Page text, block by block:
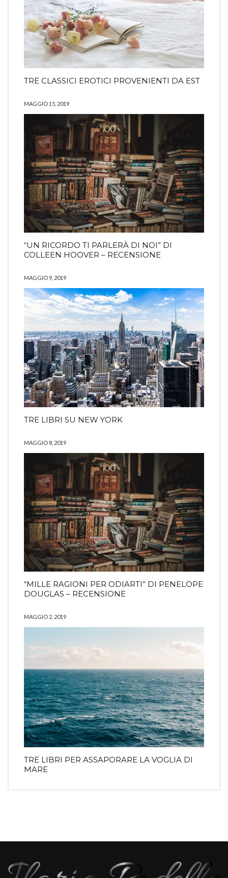
TRE CLASSICI EROTICI PROVENIENTI DA EST
MAGGIO 15, 2019
“UN RICORDO TI PARLERÀ DI NOI” DI
COLLEEN HOOVER – RECENSIONE
MAGGIO 9, 2019
TRE LIBRI SU NEW YORK
MAGGIO 8, 2019
“MILLE RAGIONI PER ODIARTI” DI PENELOPE
DOUGLAS – RECENSIONE
MAGGIO 2, 2019
TRE LIBRI PER ASSAPORARE LA VOGLIA DI
MARE